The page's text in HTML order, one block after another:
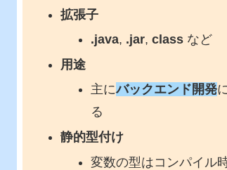
拡張子
.java, .jar,class など
用途
主にバックエンド開発
る
静的型付け
変数の型はコンパイル